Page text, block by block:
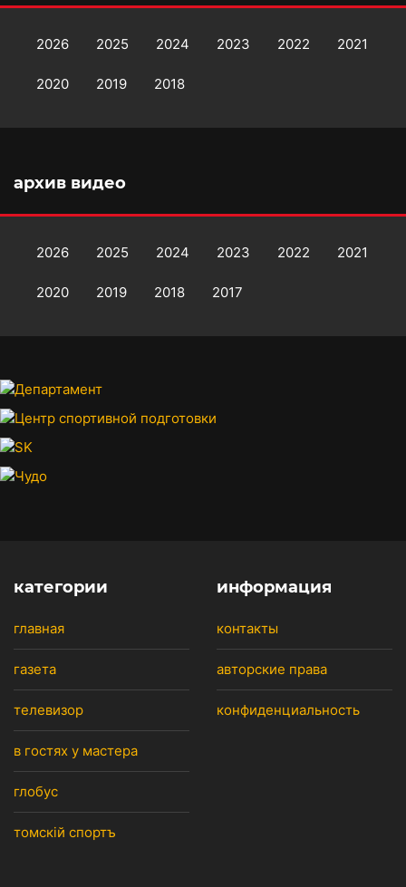
2026 2025 2024 2023 2022 2021
2020 2019 2018
архив видео
2026 2025 2024 2023 2022 2021
2020 2019 2018 2017
категории
главная
газета
телевизор
в гостях у мастера
глобус
томскiй спортъ
информация
контакты
авторские права
конфиденциальность